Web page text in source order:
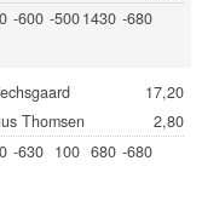
-600 -5001430 -680
17,20
Thomsen
2,80
-630 100 680 -680